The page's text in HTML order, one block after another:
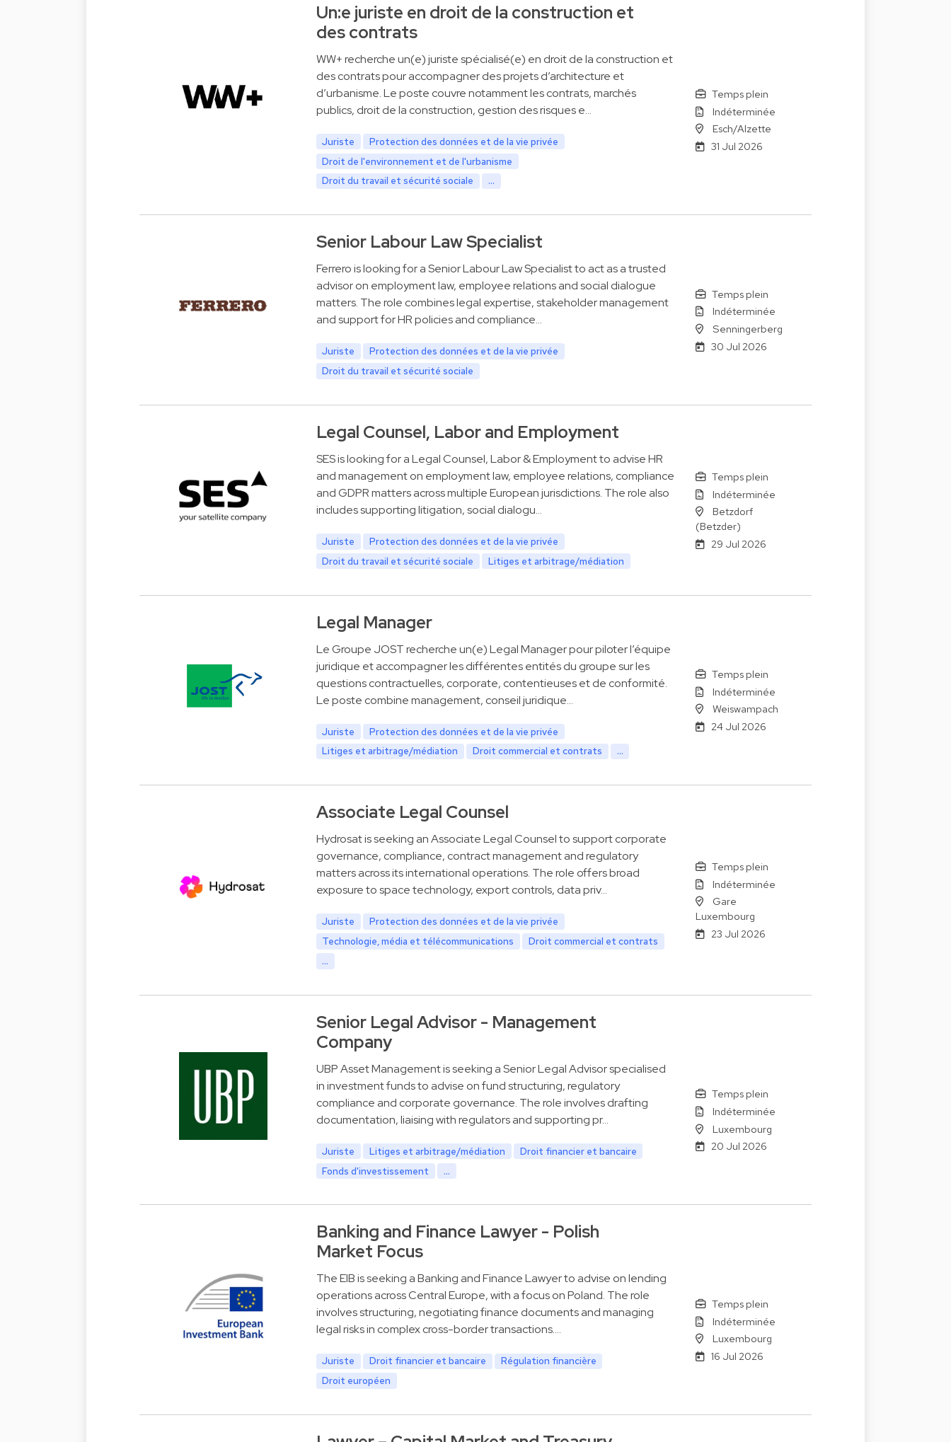
Un:e juriste en droit de la construction et
des contrats
WW+ recherche un(e) juriste spécialisé(e) en droit de la construction et
des contrats pour accompagner des projets d’architecture et
d’urbanisme. Le poste couvre notamment les contrats, marchés
publics, droit de la construction, gestion des risques e…
Juriste
Protection des données et de la vie privée
Droit de l'environnement et de l'urbanisme
Droit du travail et sécurité sociale
...
Temps plein
Indéterminée
Esch/Alzette
31 Jul 2026
Senior Labour Law Specialist
Ferrero is looking for a Senior Labour Law Specialist to act as a trusted
advisor on employment law, employee relations and social dialogue
matters. The role combines legal expertise, stakeholder management
and support for HR policies and compliance…
Juriste
Protection des données et de la vie privée
Droit du travail et sécurité sociale
Temps plein
Indéterminée
Senningerberg
30 Jul 2026
Legal Counsel, Labor and Employment
SES is looking for a Legal Counsel, Labor & Employment to advise HR
and management on employment law, employee relations, compliance
and GDPR matters across multiple European jurisdictions. The role also
includes supporting litigation, social dialogu…
Juriste
Protection des données et de la vie privée
Droit du travail et sécurité sociale
Litiges et arbitrage/médiation
Temps plein
Indéterminée
Betzdorf
(Betzder)
29 Jul 2026
Legal Manager
Le Groupe JOST recherche un(e) Legal Manager pour piloter l’équipe
juridique et accompagner les différentes entités du groupe sur les
questions contractuelles, corporate, contentieuses et de conformité.
Le poste combine management, conseil juridique…
Juriste
Protection des données et de la vie privée
Litiges et arbitrage/médiation
Droit commercial et contrats ...
Temps plein
Indéterminée
Weiswampach
24 Jul 2026
Associate Legal Counsel
Hydrosat is seeking an Associate Legal Counsel to support corporate
governance, compliance, contract management and regulatory
matters across its international operations. The role offers broad
exposure to space technology, export controls, data priv…
Juriste
Protection des données et de la vie privée
Technologie, média et télécommunications
Droit commercial et contrats
...
Temps plein
Indéterminée
Gare
Luxembourg
23 Jul 2026
Senior Legal Advisor - Management
Company
UBP Asset Management is seeking a Senior Legal Advisor specialised
in investment funds to advise on fund structuring, regulatory
compliance and corporate governance. The role involves drafting
documentation, liaising with regulators and supporting pr…
Juriste Litiges et arbitrage/médiation
Droit financier et bancaire
Fonds d'investissement
...
Temps plein
Indéterminée
Luxembourg
20 Jul 2026
Banking and Finance Lawyer - Polish
Market Focus
The EIB is seeking a Banking and Finance Lawyer to advise on lending
operations across Central Europe, with a focus on Poland. The role
involves structuring, negotiating finance documents and managing
legal risks in complex cross-border transactions.…
Juriste Droit financier et bancaire
Régulation financière
Droit européen
Temps plein
Indéterminée
Luxembourg
16 Jul 2026